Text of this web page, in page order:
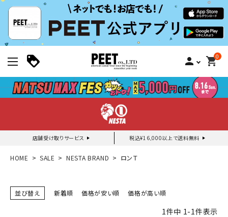
person 0
shopping_cart
店舗受け取りサービス 税込¥16,000以上で送料無料
新規会員登録｜ログイン
ご利用ガイド
HOME SALE NESTA BRAND ロンＴ
並び替え 新着順 価格が安い順 価格が高い順
1件中 1-1件表示